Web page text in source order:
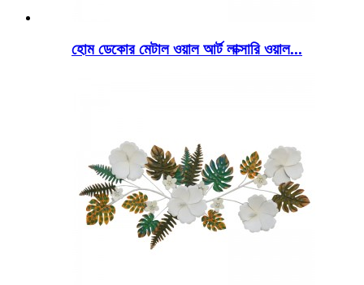
হোম ডেকোর মেটাল ওয়াল আর্ট লাক্সারি ওয়াল...